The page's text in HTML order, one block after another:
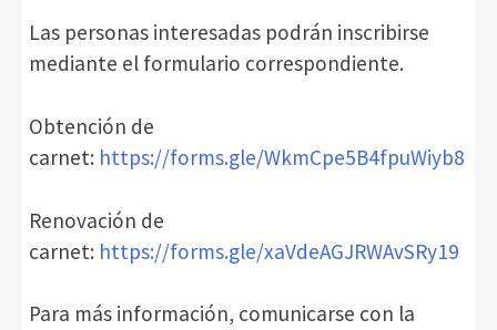
Las personas interesadas podrán inscribirse
mediante el formulario correspondiente.
Obtención de
carnet: https://forms.gle/WkmCpe5B4fpuWiyb8
Renovación de
carnet: https://forms.gle/xaVdeAGJRWAvSRy19
Para más información, comunicarse con la